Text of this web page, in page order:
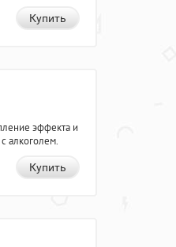
Купить
эффекта и
алкоголем.
Купить